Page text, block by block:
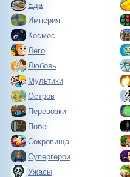
Еда
Империя
Космос
Лего
Любовь
Мультики
Остров
Перевозки
Побег
Сокровища
Супергерои
Ужасы